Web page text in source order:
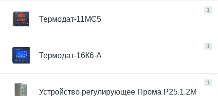
1
Термодат-11МС5
1
Термодат-16К6-А
1
Устройство регулирующее Прома Р25.1.2М